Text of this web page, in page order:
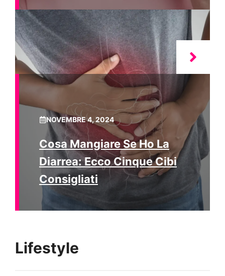
NOVEMBRE 4, 2024
Cosa Mangiare Se Ho La
Diarrea: Ecco Cinque Cibi
Consigliati
Lifestyle